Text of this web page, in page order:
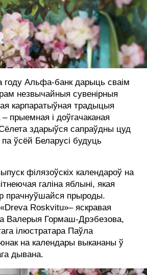
году Альфа-банк дарыць сваім
незвычайныя сувенірныя
карпаратыўная традыцыя
прыемная і доўгачаканая
здарыўся сапраўдны цуд
па ўсёй Беларусі будуць
філязоўскіх календароў на
галіна яблыні, якая
прачнуўшайся прыроды.
Roskvitu»– яскравая
Валерыя Гормаш-Дрэбезова,
ілюстратара Паўла
на календары выкананы ў
дывана.
БРЕНДОВ
О ПРОЕКТЕ
РЕКЛАМА